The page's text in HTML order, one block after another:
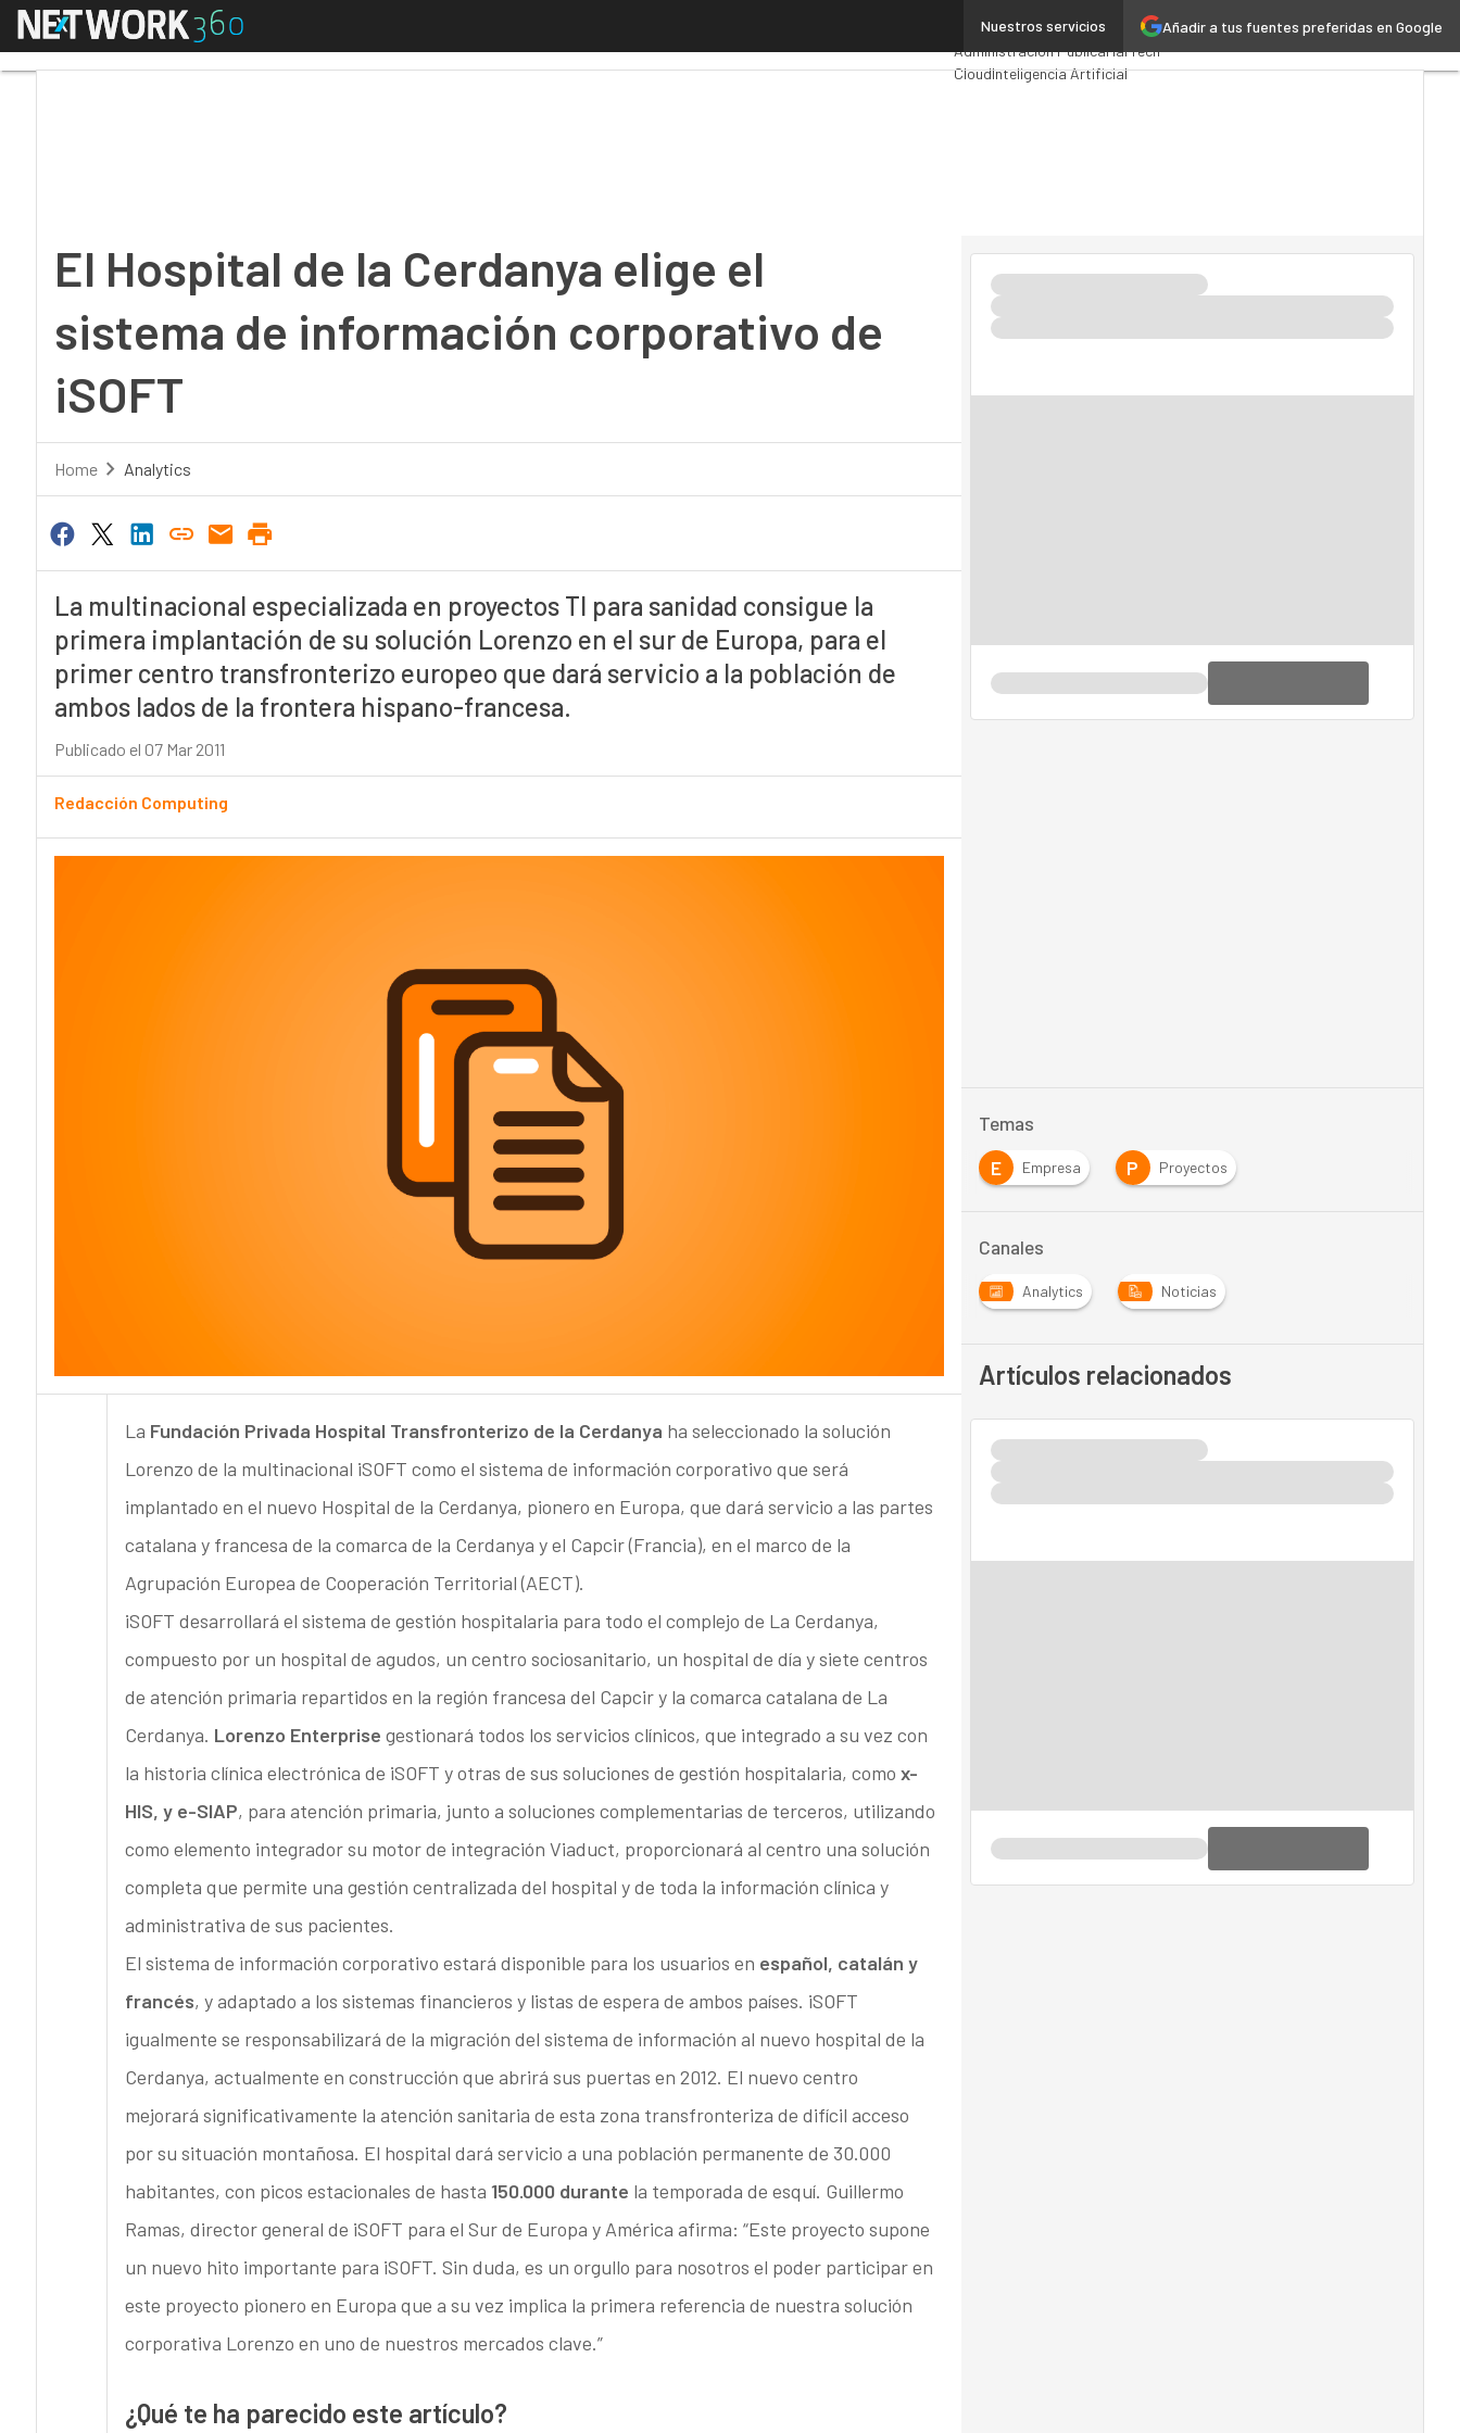
Añadir a tus fuentes preferidas en Google
Nuestros servicios
Menú Premios ComputingAnalytics
Administración PúblicaMarTech
CloudInteligencia Artificial
El Hospital de la Cerdanya elige el
sistema de información corporativo de
iSOFT
Home Analytics
La multinacional especializada en proyectos TI para sanidad consigue la
primera implantación de su solución Lorenzo en el sur de Europa, para el
primer centro transfronterizo europeo que dará servicio a la población de
ambos lados de la frontera hispano-francesa.
Publicado el 07 Mar 2011
Redacción Computing
La Fundación Privada Hospital Transfronterizo de la Cerdanya ha seleccionado la solución
Lorenzo de la multinacional iSOFT como el sistema de información corporativo que será
implantado en el nuevo Hospital de la Cerdanya, pionero en Europa, que dará servicio a las partes
catalana y francesa de la comarca de la Cerdanya y el Capcir (Francia), en el marco de la
Agrupación Europea de Cooperación Territorial (AECT).
iSOFT desarrollará el sistema de gestión hospitalaria para todo el complejo de La Cerdanya,
compuesto por un hospital de agudos, un centro sociosanitario, un hospital de día y siete centros
de atención primaria repartidos en la región francesa del Capcir y la comarca catalana de La
Cerdanya. Lorenzo Enterprise gestionará todos los servicios clínicos, que integrado a su vez con
la historia clínica electrónica de iSOFT y otras de sus soluciones de gestión hospitalaria, como x-
HIS, y e-SIAP, para atención primaria, junto a soluciones complementarias de terceros, utilizando
como elemento integrador su motor de integración Viaduct, proporcionará al centro una solución
completa que permite una gestión centralizada del hospital y de toda la información clínica y
administrativa de sus pacientes.
El sistema de información corporativo estará disponible para los usuarios en español, catalán y
francés, y adaptado a los sistemas financieros y listas de espera de ambos países. iSOFT
igualmente se responsabilizará de la migración del sistema de información al nuevo hospital de la
Cerdanya, actualmente en construcción que abrirá sus puertas en 2012. El nuevo centro
mejorará significativamente la atención sanitaria de esta zona transfronteriza de difícil acceso
por su situación montañosa. El hospital dará servicio a una población permanente de 30.000
habitantes, con picos estacionales de hasta 150.000 durante la temporada de esquí. Guillermo
Ramas, director general de iSOFT para el Sur de Europa y América afirma: “Este proyecto supone
un nuevo hito importante para iSOFT. Sin duda, es un orgullo para nosotros el poder participar en
este proyecto pionero en Europa que a su vez implica la primera referencia de nuestra solución
corporativa Lorenzo en uno de nuestros mercados clave.”
¿Qué te ha parecido este artículo?
Temas
E
Empresa P Proyectos
Canales
Analytics Noticias
Artículos relacionados